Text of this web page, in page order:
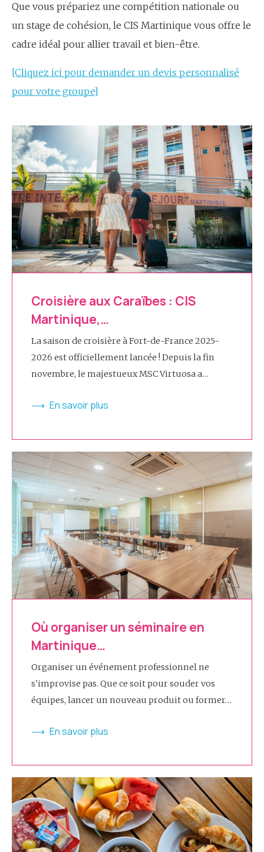
Que vous prépariez une compétition nationale ou
un stage de cohésion, le CIS Martinique vous offre le
cadre idéal pour allier travail et bien-être.
[Cliquez ici pour demander un devis personnalisé
pour votre groupe]
Croisière aux Caraïbes : CIS
Martinique,…
La saison de croisière à Fort-de-France 2025-
2026 est officiellement lancée ! Depuis la fin
novembre, le majestueux MSC Virtuosa a…
En savoir plus
Où organiser un séminaire en
Martinique…
Organiser un événement professionnel ne
s'improvise pas. Que ce soit pour souder vos
équipes, lancer un nouveau produit ou former…
En savoir plus